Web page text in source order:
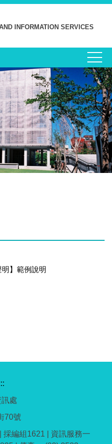
INFORMATION SERVICES
】範例說明
處
70號
編組1621 | 資訊服務一